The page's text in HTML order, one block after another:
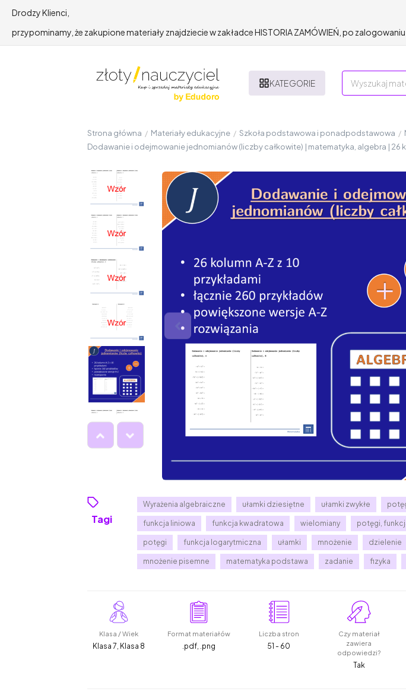
Drodzy Klienci,
przypominamy, że zakupione materiały znajdziecie w zakładce HISTORIA ZAMÓWIEŃ, po
KATEGORIE
Strona główna / Materiały edukacyjne / Szkoła podstawowa i ponadpodstawowa /
Dodawanie i odejmowanie jednomianów (liczby całkowite) | matematyka, algebra | 26
Tagi
Wyrażenia algebraiczne ułamki dziesiętne ułamki zwykłe
funkcja liniowa funkcja kwadratowa wielomiany potęgi,
potęgi funkcja logarytmiczna ułamki mnożenie dzielenie
mnożenie pisemne matematyka podstawa zadanie fizyka
Klasa / Wiek
Klasa 7, Klasa 8
Format materiałów
.pdf, .png
Liczba stron
51 - 60
Czy materiał
zawiera
odpowiedzi?
Tak